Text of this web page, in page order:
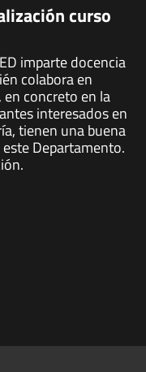
curso
imparte docencia
colabora en
concreto en la
interesados en
tienen una buena
Departamento.